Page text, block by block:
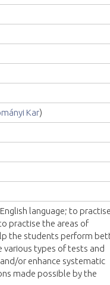
Kar)
language; to practise
practise the areas of
the students perform
types of tests and
or enhance systematic
made possible by the